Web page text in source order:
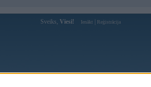
Sveiks, Viesi! Ienākt Reģistrācija